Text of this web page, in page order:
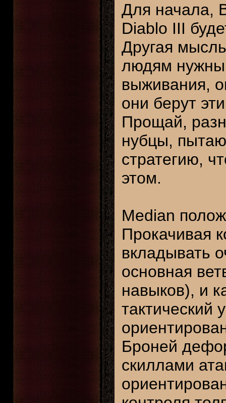
Для начала,
Diablo III
Другая
людям
выживания,
они берут
Прощай,
нубцы,
стратегию,
этом.
Median
Прокачивая
вкладывать
основная
навыков), и
тактический
Броней
скиллами